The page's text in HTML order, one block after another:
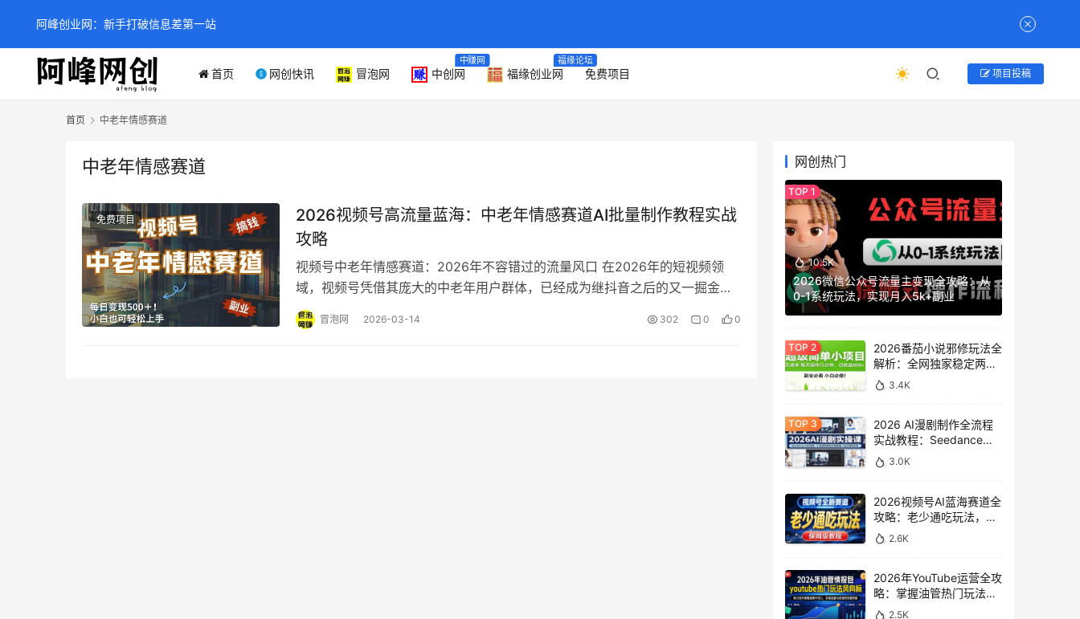
首页 网创快讯 冒泡网 中创网
中赚网
福缘创业网
福缘论坛
免费项目 项目投稿
首页 中老年情感赛道
中老年情感赛道
免费项目
2026视频号高流量蓝海：中老年情感赛道AI批量制作教程实战
攻略
视频号中老年情感赛道：2026年不容错过的流量风口 在2026年的短视频领
域，视频号凭借其庞大的中老年用户群体，已经成为继抖音之后的又一掘金圣
地。而在众多赛道中，中老年情感赛道以其…
冒泡网 2026-03-14 302 0 0
网创热门
10.5K
2026微信公众号流量主变现全攻略：从
0-1系统玩法，实现月入5k+副业
2026番茄小说邪修玩法全
解析：全网独家稳定两年
老项目，助你日赚
500+稿费收益
3.4K
2026 AI漫剧制作全流程
实战教程：Seedance
2.0即梦视频生成与小说
授权教学
3.0K
2026视频号AI蓝海赛道全
攻略：老少通吃玩法，零
基础保姆级副业增收教程
2.6K
2026年YouTube运营全攻
略：掌握油管热门玩法风
向标，实现流量变现双重
2.5K
阿峰创业网：新手打破信息差第一站